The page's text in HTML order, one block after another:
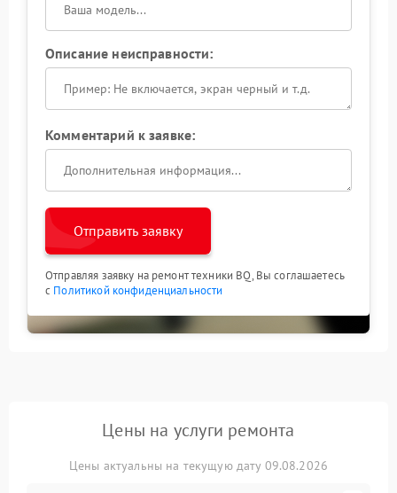
Описание неисправности:
Комментарий к заявке:
Отправить заявку
Отправляя заявку на ремонт техники BQ, Вы соглашаетесь
с Политикой конфиденциальности
Цены на услуги ремонта
Цены актуальны на текущую дату 09.08.2026